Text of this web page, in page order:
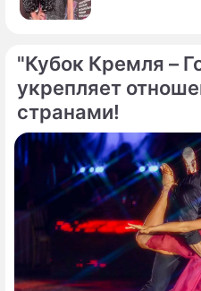
"Кубок Кремля –
укрепляет
странами!